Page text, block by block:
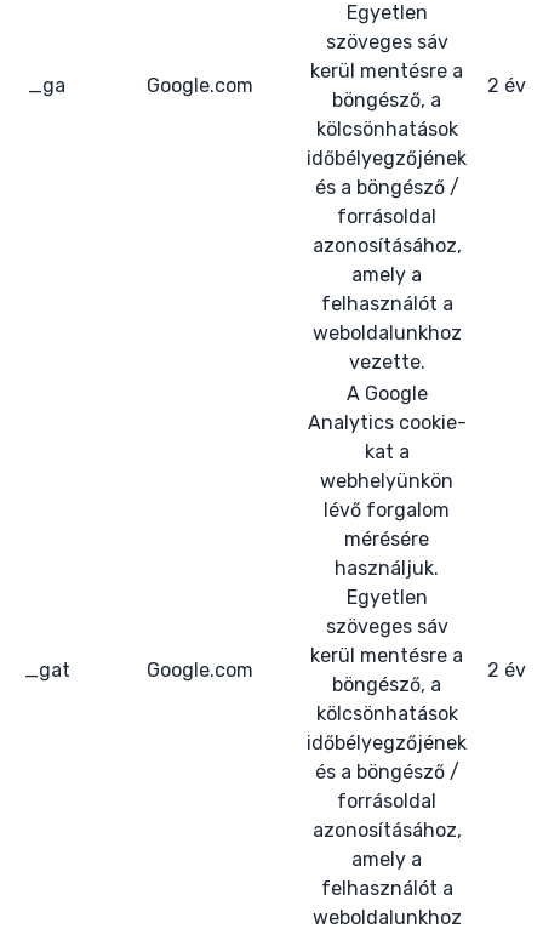
_ga Google.com
Egyetlen
szöveges sáv
kerül mentésre a
böngésző, a
kölcsönhatások
időbélyegzőjének
és a böngésző /
forrásoldal
azonosításához,
amely a
felhasználót a
weboldalunkhoz
vezette.
2 év
_gat Google.com
A Google
Analytics cookie-
kat a
webhelyünkön
lévő forgalom
mérésére
használjuk.
Egyetlen
szöveges sáv
kerül mentésre a
böngésző, a
kölcsönhatások
időbélyegzőjének
és a böngésző /
forrásoldal
azonosításához,
amely a
felhasználót a
weboldalunkhoz
2 év